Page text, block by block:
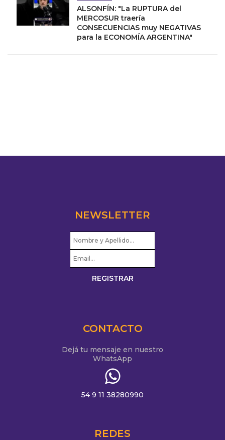
ALSONFÍN: "La RUPTURA del
MERCOSUR traería
CONSECUENCIAS muy NEGATIVAS
para la ECONOMÍA ARGENTINA"
NEWSLETTER
CONTACTO
Dejá tu mensaje en nuestro
WhatsApp
54 9 11 38280990
REDES